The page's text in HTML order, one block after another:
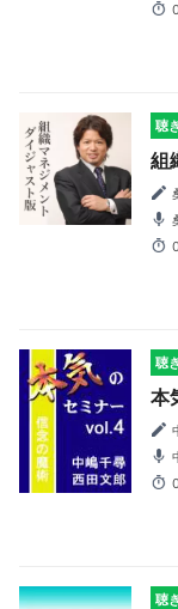
聴
組
聴
本
聴